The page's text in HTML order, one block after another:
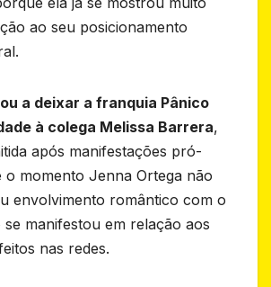
ao seu posicionamento
a deixar a franquia Pânico
à colega Melissa Barrera,
após manifestações pró-
o momento Jenna Ortega não
envolvimento romântico com o
se manifestou em relação aos
nas redes.